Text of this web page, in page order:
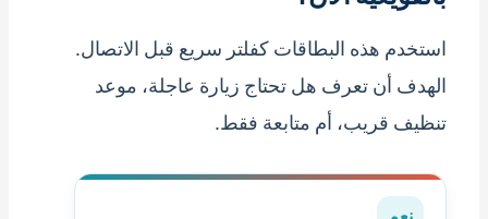
استخدم هذه البطاقات كفلتر سريع قبل الاتصال.
الهدف أن تعرف هل تحتاج زيارة عاجلة، موعد
تنظيف قريب، أم متابعة فقط.